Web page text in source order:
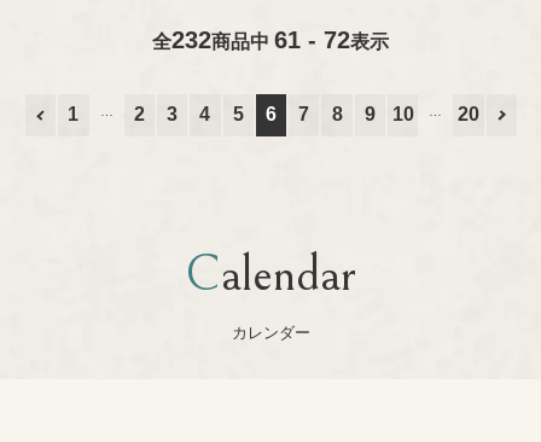
全232商品中 61 - 72表示
1 2 3 4 5 6 7 8 9 10 20
Calendar
カレンダー